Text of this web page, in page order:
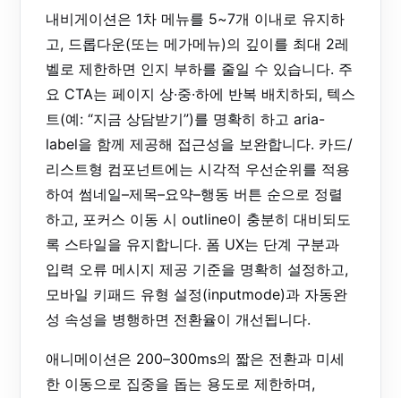
내비게이션은 1차 메뉴를 5~7개 이내로 유지하
고, 드롭다운(또는 메가메뉴)의 깊이를 최대 2레
벨로 제한하면 인지 부하를 줄일 수 있습니다. 주
요 CTA는 페이지 상·중·하에 반복 배치하되, 텍스
트(예: “지금 상담받기”)를 명확히 하고 aria-
label을 함께 제공해 접근성을 보완합니다. 카드/
리스트형 컴포넌트에는 시각적 우선순위를 적용
하여 썸네일–제목–요약–행동 버튼 순으로 정렬
하고, 포커스 이동 시 outline이 충분히 대비되도
록 스타일을 유지합니다. 폼 UX는 단계 구분과
입력 오류 메시지 제공 기준을 명확히 설정하고,
모바일 키패드 유형 설정(inputmode)과 자동완
성 속성을 병행하면 전환율이 개선됩니다.
애니메이션은 200–300ms의 짧은 전환과 미세
한 이동으로 집중을 돕는 용도로 제한하며,